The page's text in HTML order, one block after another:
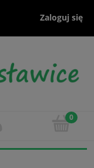
Zaloguj się